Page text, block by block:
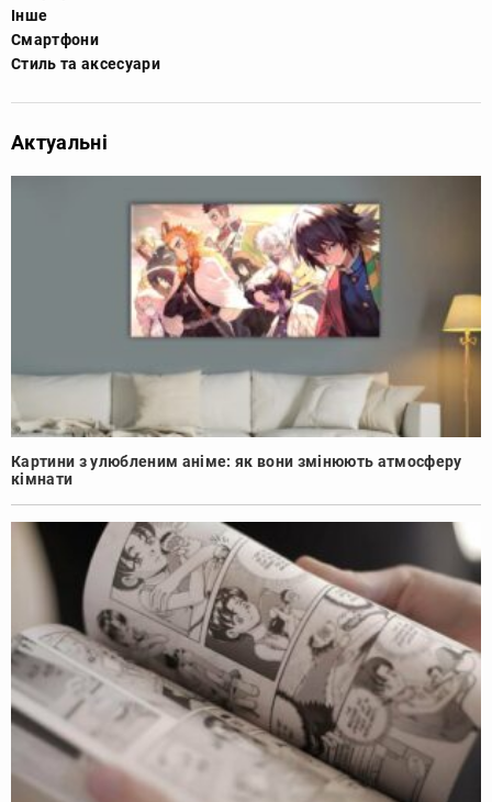
Інше
Смартфони
Стиль та аксесуари
Актуальні
Картини з улюбленим аніме: як вони змінюють атмосферу
кімнати